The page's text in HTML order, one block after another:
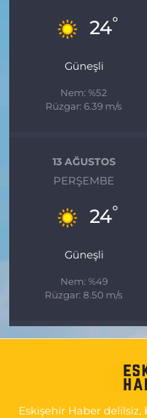
24°
Güneşli
Nem: %52
Rüzgar: 6.39 m/s
13 AĞUSTOS
PERŞEMBE
24°
Güneşli
Nem: %49
Rüzgar: 8.50 m/s
Eskişehir Haber